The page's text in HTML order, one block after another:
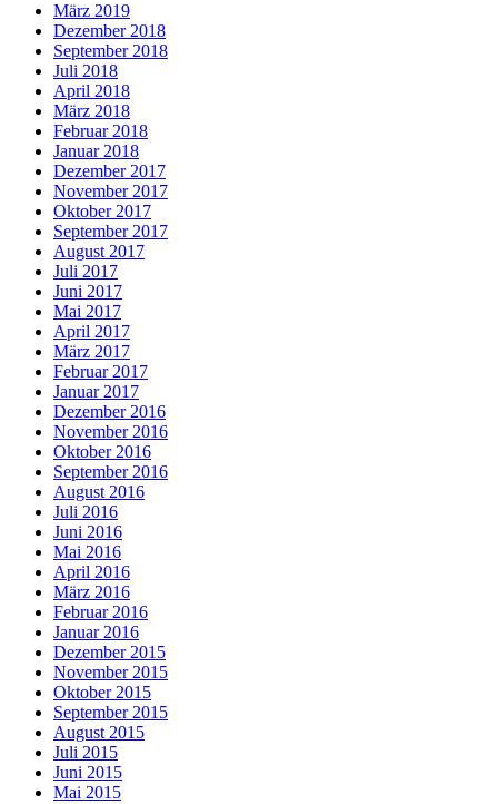
März 2019
Dezember 2018
September 2018
Juli 2018
April 2018
März 2018
Februar 2018
Januar 2018
Dezember 2017
November 2017
Oktober 2017
September 2017
August 2017
Juli 2017
Juni 2017
Mai 2017
April 2017
März 2017
Februar 2017
Januar 2017
Dezember 2016
November 2016
Oktober 2016
September 2016
August 2016
Juli 2016
Juni 2016
Mai 2016
April 2016
März 2016
Februar 2016
Januar 2016
Dezember 2015
November 2015
Oktober 2015
September 2015
August 2015
Juli 2015
Juni 2015
Mai 2015